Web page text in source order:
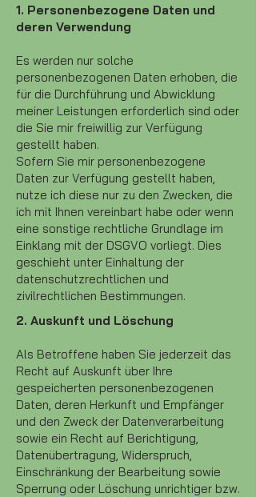
1. Personenbezogene Daten und
deren Verwendung
Es werden nur solche
personenbezogenen Daten erhoben, die
für die Durchführung und Abwicklung
meiner Leistungen erforderlich sind oder
die Sie mir freiwillig zur Verfügung
gestellt haben.
Sofern Sie mir personenbezogene
Daten zur Verfügung gestellt haben,
nutze ich diese nur zu den Zwecken, die
ich mit Ihnen vereinbart habe oder wenn
eine sonstige rechtliche Grundlage im
Einklang mit der DSGVO vorliegt. Dies
geschieht unter Einhaltung der
datenschutzrechtlichen und
zivilrechtlichen Bestimmungen.
2. Auskunft und Löschung
Als Betroffene haben Sie jederzeit das
Recht auf Auskunft über Ihre
gespeicherten personenbezogenen
Daten, deren Herkunft und Empfänger
und den Zweck der Datenverarbeitung
sowie ein Recht auf Berichtigung,
Datenübertragung, Widerspruch,
Einschränkung der Bearbeitung sowie
Sperrung oder Löschung unrichtiger bzw.